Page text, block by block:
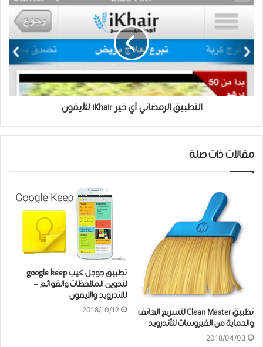
التطبيق الرمضاني آي خير iKhair للآيفون
مقالات ذات صلة
تطبيق Clean Master لتسريع الهاتف
والحماية من الفيروسات للأندرويد
2018/04/03
تطبيق جوجل كيب google keep
لتدوين الملاحظات والقوائم –
للاندرويد والايفون
2018/10/12